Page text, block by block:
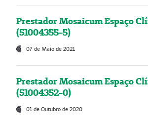
Prestador Mosaicum Espaço
(51004355-5)
07 de Maio de 2021
Prestador Mosaicum Espaço
(51004352-0)
01 de Outubro de 2020